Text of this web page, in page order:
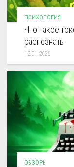
ПСИХОЛОГИЯ
Что такое
распознать
12.01.2026
ОБЗОРЫ